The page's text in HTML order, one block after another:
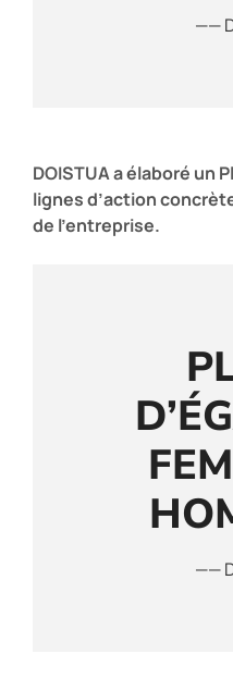
——
DOISTUA a élaboré un
lignes d’action
de l’entreprise.
——